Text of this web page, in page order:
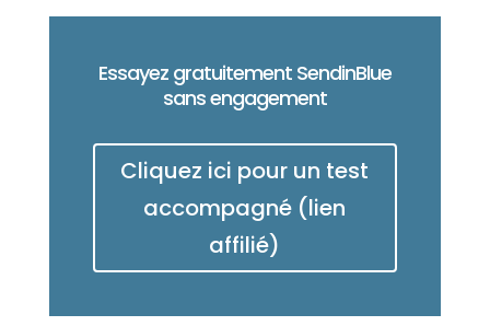
Essayez gratuitement SendinBlue
sans engagement
Cliquez ici pour un test
accompagné (lien
affilié)